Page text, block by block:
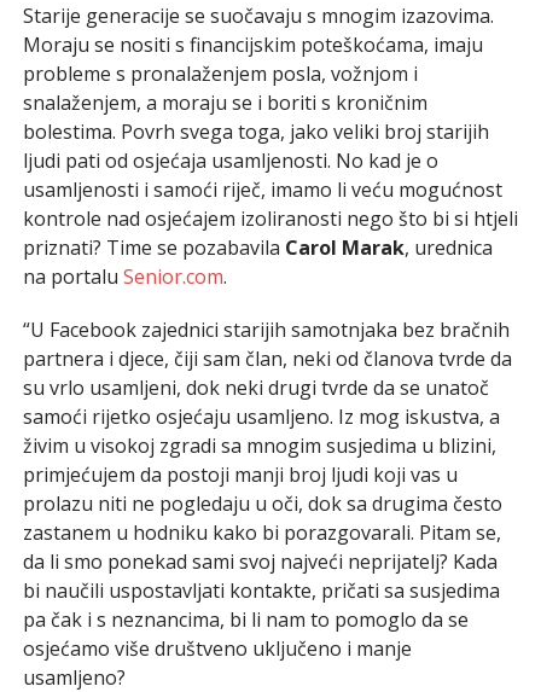
Starije generacije se suočavaju s mnogim izazovima.
Moraju se nositi s financijskim poteškoćama, imaju
probleme s pronalaženjem posla, vožnjom i
snalaženjem, a moraju se i boriti s kroničnim
bolestima. Povrh svega toga, jako veliki broj starijih
ljudi pati od osjećaja usamljenosti. No kad je o
usamljenosti i samoći riječ, imamo li veću mogućnost
kontrole nad osjećajem izoliranosti nego što bi si htjeli
priznati? Time se pozabavila Carol Marak, urednica
na portalu Senior.com.
“U Facebook zajednici starijih samotnjaka bez bračnih
partnera i djece, čiji sam član, neki od članova tvrde da
su vrlo usamljeni, dok neki drugi tvrde da se unatoč
samoći rijetko osjećaju usamljeno. Iz mog iskustva, a
živim u visokoj zgradi sa mnogim susjedima u blizini,
primjećujem da postoji manji broj ljudi koji vas u
prolazu niti ne pogledaju u oči, dok sa drugima često
zastanem u hodniku kako bi porazgovarali. Pitam se,
da li smo ponekad sami svoj najveći neprijatelj? Kada
bi naučili uspostavljati kontakte, pričati sa susjedima
pa čak i s neznancima, bi li nam to pomoglo da se
osjećamo više društveno uključeno i manje
usamljeno?